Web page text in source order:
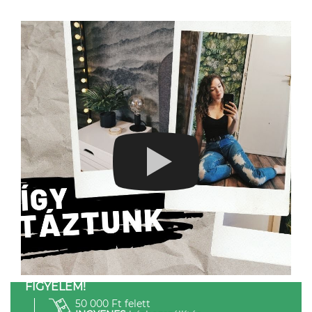
FIGYELEM!
50 000 Ft felett